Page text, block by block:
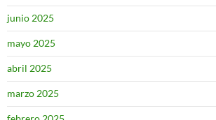
junio 2025
mayo 2025
abril 2025
marzo 2025